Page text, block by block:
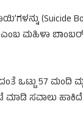
(Suicide
ಮಹಿಳಾ
ಒಟ್ಟು 57 ಮಂದಿ
ಸವಾಲು ಹಾಕಿದೆ.